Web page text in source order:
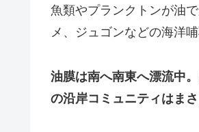
魚類やプランクトンが油
メ、ジュゴンなどの海洋
油膜は南へ南東へ漂流中
の沿岸コミュニティはま